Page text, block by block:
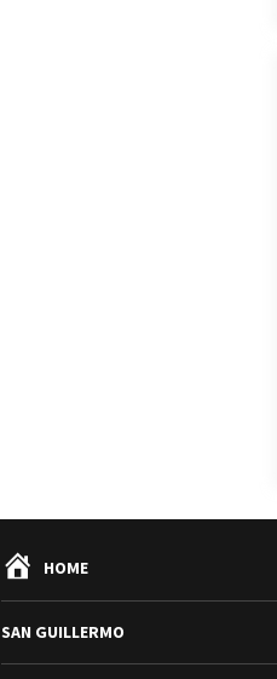
HOME
SAN GUILLERMO